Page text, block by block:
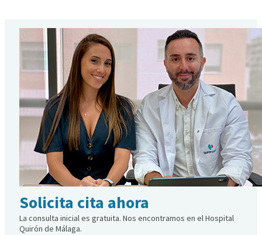
Solicita cita ahora
La consulta inicial es gratuita. Nos encontramos en el Hospital
Quirón de Málaga.